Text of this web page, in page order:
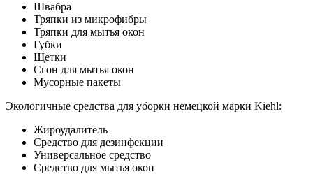
Швабра
Тряпки из микрофибры
Тряпки для мытья окон
Губки
Щетки
Сгон для мытья окон
Мусорные пакеты
Экологичные средства для уборки немецкой марки Kiehl:
Жироудалитель
Средство для дезинфекции
Универсальное средство
Средство для мытья окон